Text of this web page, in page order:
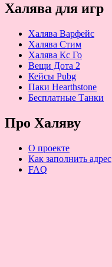
Халява для игр
Халява Варфейс
Халява Стим
Халява Кс Го
Вещи Дота 2
Кейсы Pubg
Паки Hearthstone
Бесплатные Танки
Про Халяву
О проекте
Как заполнить адрес
FAQ